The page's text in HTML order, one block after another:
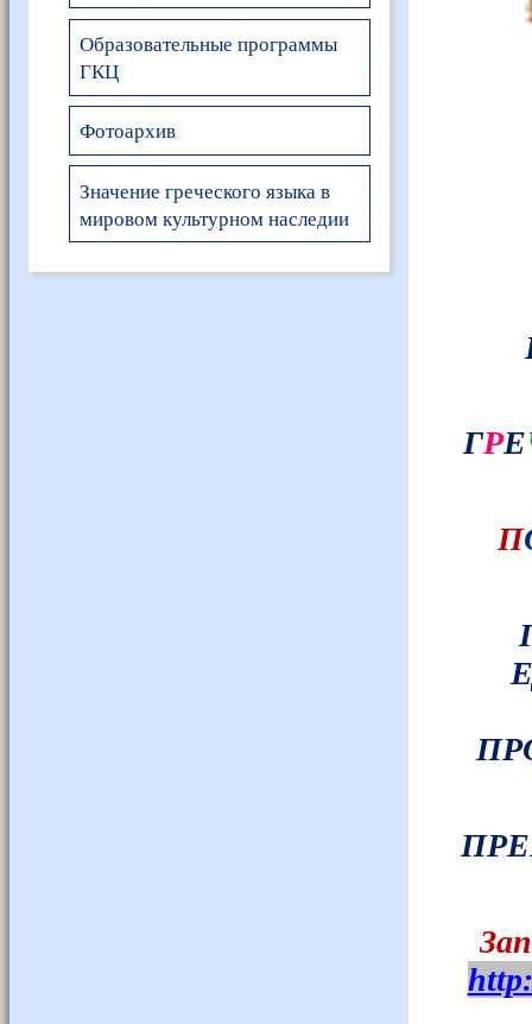
Образовательные программы
ГКЦ
Фотоархив
Значение греческого языка в
мировом культурном наследии
ГРЕ
П